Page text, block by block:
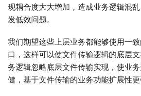
现耦合度大大增加，造成业务逻辑混
发低效问题。
我们期望这些上层业务都能够使用一
口，这样可以使文件传输逻辑的底层
务逻辑忽略底层文件传输实现，使业
健，基于文件传输的业务功能扩展性更